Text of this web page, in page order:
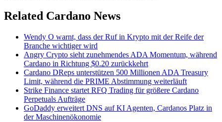
Related Cardano News
Wendy O warnt, dass der Ruf in Krypto mit der Reife der
Branche wichtiger wird
Angry Crypto sieht zunehmendes ADA Momentum, während
Cardano in Richtung $0.20 zurückkehrt
Cardano DReps unterstützen 500 Millionen ADA Treasury
Limit, während die PRIME Abstimmung weiterläuft
Strike Finance startet RFQ Trading für größere Cardano
Perpetuals Aufträge
GoDaddy erweitert DNS auf KI Agenten, Cardanos Platz in
der Maschinenökonomie